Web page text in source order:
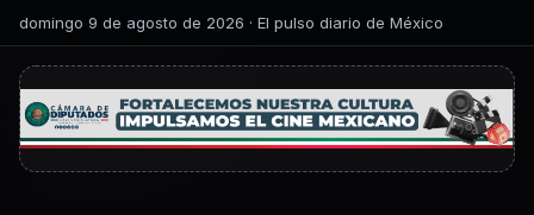
domingo 9 de agosto de 2026 · El pulso diario de México